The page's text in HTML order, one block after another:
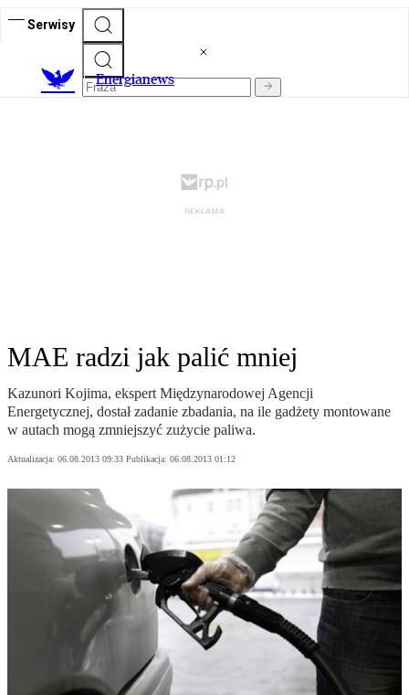
Serwisy
Energianews
MAE radzi jak palić mniej
Kazunori Kojima, ekspert Międzynarodowej Agencji
Energetycznej, dostał zadanie zbadania, na ile gadżety montowane
w autach mogą zmniejszyć zużycie paliwa.
Aktualizacja: 06.08.2013 09:33 Publikacja: 06.08.2013 01:12